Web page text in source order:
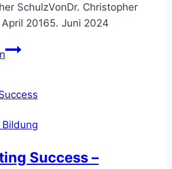
VonDr. Christopher
20165. Juni 2024
FRA-
–
wahre
eines Success –